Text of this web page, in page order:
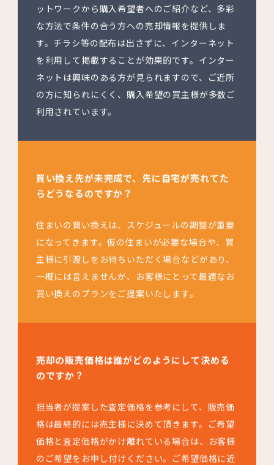
ットワークから購入希望者へのご紹介など、多彩
な方法で条件の合う方への売却情報を提供しま
す。チラシ等の配布は出さずに、インターネット
を利用して掲載することが効果的です。インター
ネットは興味のある方が見られますので、ご近所
の方に知られにくく、購入希望の買主様が多数ご
利用されています。
買い換え先が未完成で、先に自宅が売れてた
らどうなるのですか？
住まいの買い換えは、スケジュールの調整が重要
になってきます。仮の住まいが必要な場合や、買
主様に引渡しをお待ちいただく場合などがあり、
一概には言えませんが、お客様にとって最適なお
買い換えのプランをご提案いたします。
売却の販売価格は誰がどのようにして決める
のですか？
担当者が提案した査定価格を参考にして、販売価
格は最終的には売主様に決めて頂きます。ご希望
価格と査定価格がかけ離れている場合は、お客様
のご希望をお申し付けください。ご希望価格に近